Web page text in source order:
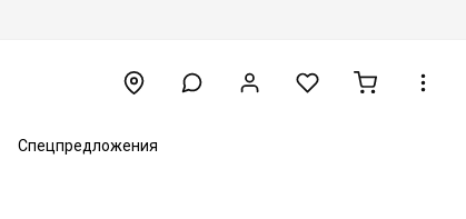
Спецпредложения